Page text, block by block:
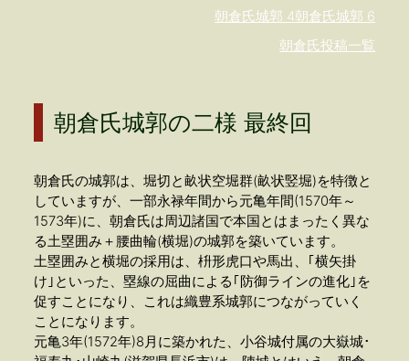
朝倉氏城郭 4朝倉氏城郭 6
朝倉氏投稿一覧
朝倉氏城郭の二様 最終回
朝倉氏の城郭は、堀切と畝状空堀群(畝状竪堀)を特徴と
していますが、一部永禄年間から元亀年間(1570年～
1573年)に、朝倉氏は周辺諸国で本国とはまったく異な
る土塁囲み＋腰曲輪(横堀)の城郭を築いています。
土塁囲みと横堀の採用は、枡形虎口や馬出、｢横矢掛
け｣といった、塁線の屈曲による｢防御ラインの進化｣を
促すことになり、これは織豊系城郭につながっていく
ことになります。
元亀3年(1572年)8月に築かれた、小谷城付属の大嶽城･